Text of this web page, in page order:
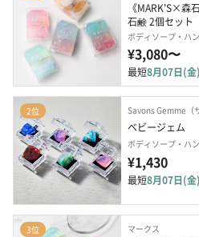
《MARK'S×森
石鹸 2個セット
ボディソープ・ハ
¥3,080〜
最短8月07日(金)
2位 Savons Gemme（
ベビージェム
ボディソープ・ハ
¥1,430
最短8月07日(金)
3位 マークス